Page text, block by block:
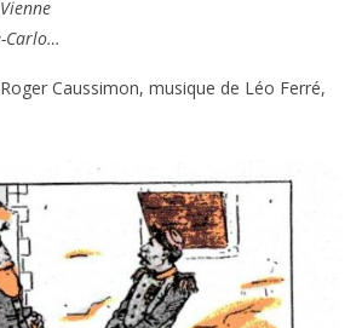
Carlo…
Caussimon, musique de Léo Ferré,